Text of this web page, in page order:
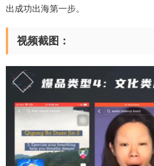
出成功出海第一步。
视频截图：